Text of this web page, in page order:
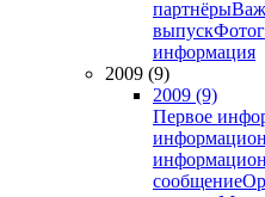
партнёры
выпуск
информация
2009 (9)
2009 (9)
Первое
сообщение